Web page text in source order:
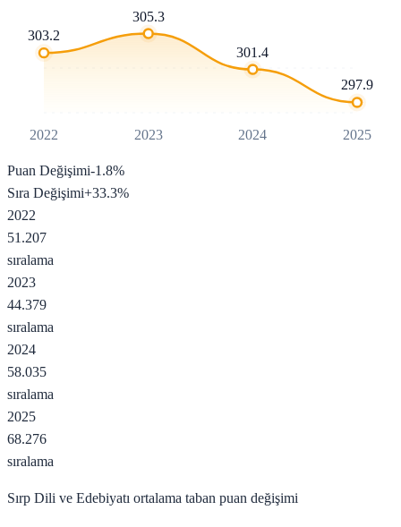
303.2
2022
305.3
2023
301.4
2024
297.9
2025
Puan Değişimi-1.8%
Sıra Değişimi+33.3%
2022
51.207
sıralama
2023
44.379
sıralama
2024
58.035
sıralama
2025
68.276
sıralama
Sırp Dili ve Edebiyatı ortalama taban puan değişimi